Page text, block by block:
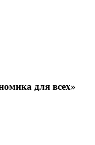
для всех»